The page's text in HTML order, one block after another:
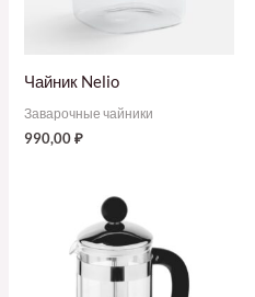
Чайник Nelio
Заварочные чайники
990,00₽